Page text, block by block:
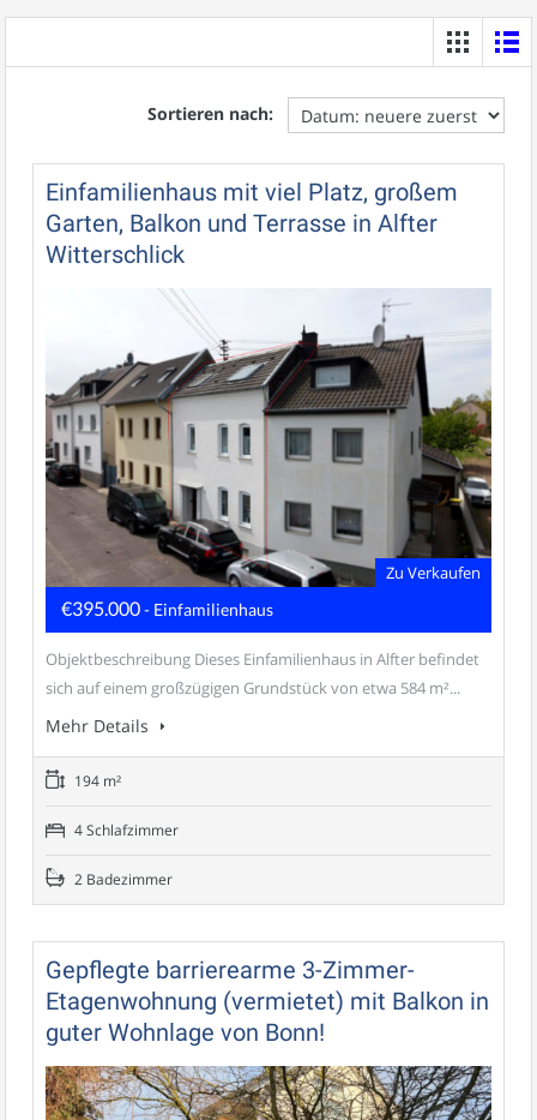
Sortieren nach:
Einfamilienhaus mit viel Platz, großem
Garten, Balkon und Terrasse in Alfter
Witterschlick
Zu Verkaufen
€395.000- Einfamilienhaus
Objektbeschreibung Dieses Einfamilienhaus in Alfter befindet
sich auf einem großzügigen Grundstück von etwa 584 m²...
Mehr Details
194 m²
4 Schlafzimmer
2 Badezimmer
Gepflegte barrierearme 3-Zimmer-
Etagenwohnung (vermietet) mit Balkon in
guter Wohnlage von Bonn!